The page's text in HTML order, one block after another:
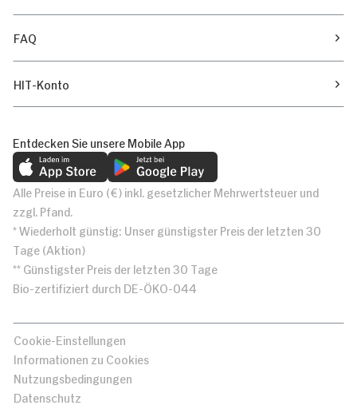
FAQ
HIT-Konto
Entdecken Sie unsere Mobile App
Alle Preise in Euro (€) inkl. gesetzlicher Mehrwertsteuer und
zzgl. Pfand.
* Wiederholt günstig: Unser günstigster Preis der letzten 30
Tage (Aktion)
** Günstigster Preis der letzten 30 Tage
Bio-zertifiziert durch DE-ÖKO-044
Cookie-Einstellungen
Informationen zu Cookies
Nutzungsbedingungen
Datenschutz